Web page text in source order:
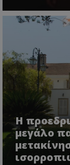
Η
μεγάλο